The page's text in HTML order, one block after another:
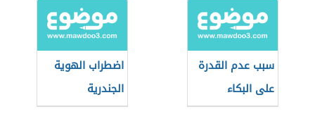
سبب عدم القدرة
على البكاء
اضطراب الهوية
الجندرية